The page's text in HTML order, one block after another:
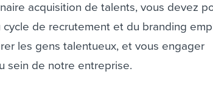
acquisition de talents, vous devez
de recrutement et du branding
les gens talentueux, et vous engager
sein de notre entreprise.